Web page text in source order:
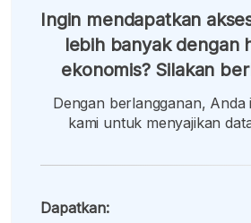
Ingin mendapatkan
lebih banyak dengan
ekonomis? Silakan
Dengan berlangganan, Anda
kami untuk menyajikan
Dapatkan: